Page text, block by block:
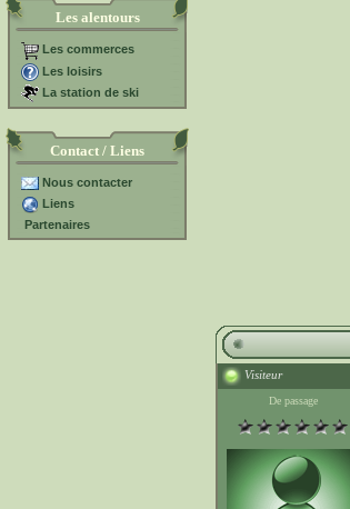
Les alentours
Les commerces
Les loisirs
La station de ski
Contact / Liens
Nous contacter
Liens
Partenaires
Visiteur
De passage